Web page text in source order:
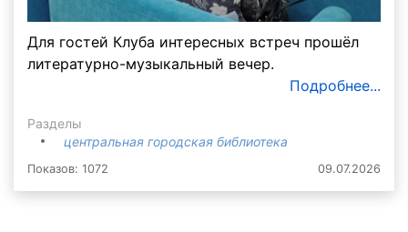
Для гостей Клуба интересных встреч прошёл
литературно-музыкальный вечер.
Подробнее...
Разделы
центральная городская библиотека
Показов: 1072 09.07.2026